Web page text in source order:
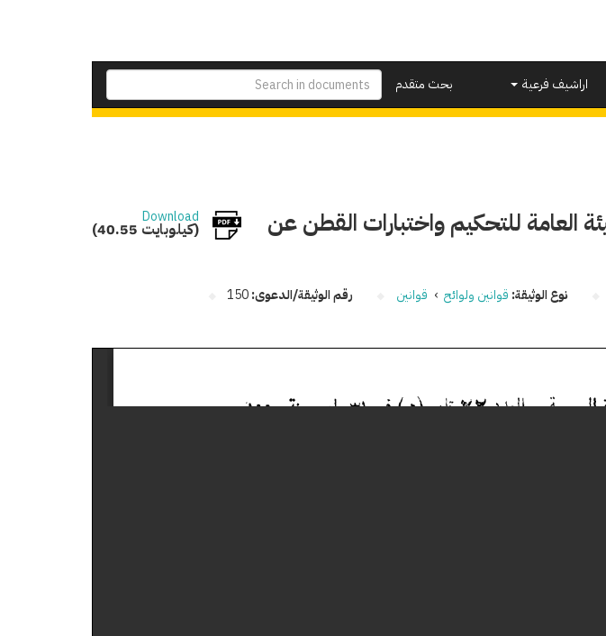
بحث متقدم
اراشيف فرعية
العامة للتحكيم واختبارات القطن عن Download
(40.55 كيلوبايت)
نوع الوثيقة: قوانين ولوائح › قوانين رقم الوثيقة/الدعوى:150